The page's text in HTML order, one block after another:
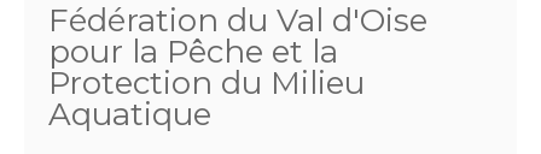
Fédération du Val d'Oise
pour la Pêche et la
Protection du Milieu
Aquatique